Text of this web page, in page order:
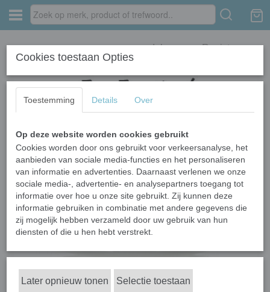
Inloggen Registreren
Home › Meer Sperma › Cum Explosion
Cookies toestaan Opties
Toestemming Details Over
Op deze website worden cookies gebruikt
Cookies worden door ons gebruikt voor verkeersanalyse, het
aanbieden van sociale media-functies en het personaliseren
van informatie en advertenties. Daarnaast verlenen we onze
sociale media-, advertentie- en analysepartners toegang tot
informatie over hoe u onze site gebruikt. Zij kunnen deze
informatie gebruiken in combinatie met andere gegevens die
zij mogelijk hebben verzameld door uw gebruik van hun
diensten of die u hen hebt verstrekt.
Later opnieuw tonen Selectie toestaan